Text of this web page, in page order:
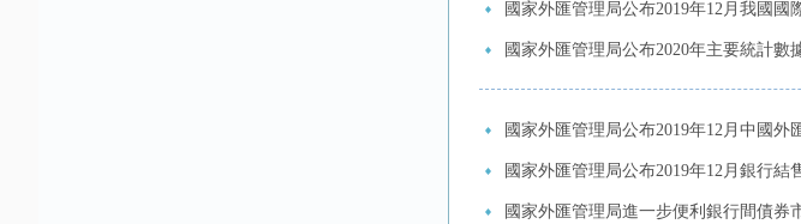
國家外匯管理局公布2019年12月我國國
國家外匯管理局公布2020年主要統計數
國家外匯管理局公布2019年12月中國外
國家外匯管理局公布2019年12月銀行
國家外匯管理局進一步便利銀行間債券